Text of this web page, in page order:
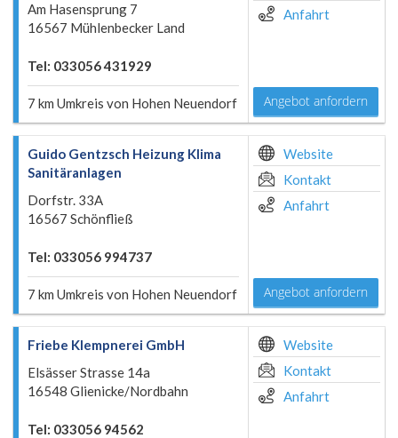
Am Hasensprung 7
16567 Mühlenbecker Land
Tel: 033056 431929
7 km Umkreis von Hohen Neuendorf
Anfahrt
Angebot anfordern
Guido Gentzsch Heizung Klima
Sanitäranlagen
Dorfstr. 33A
16567 Schönfließ
Tel: 033056 994737
7 km Umkreis von Hohen Neuendorf
Website
Kontakt
Anfahrt
Angebot anfordern
Friebe Klempnerei GmbH
Elsässer Strasse 14a
16548 Glienicke/Nordbahn
Tel: 033056 94562
Website
Kontakt
Anfahrt